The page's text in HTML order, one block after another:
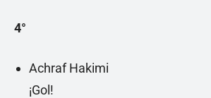
4°
Achraf Hakimi
¡Gol!